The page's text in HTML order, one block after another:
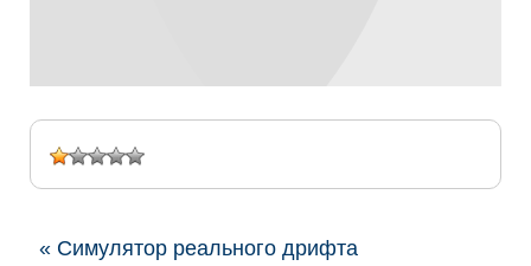
« Симулятор реального дрифта